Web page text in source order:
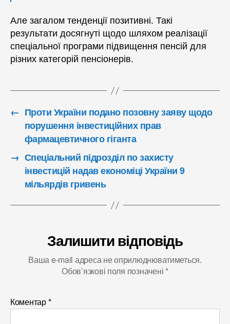
Але загалом тенденції позитивні. Такі
результати досягнуті щодо шляхом реалізації
спеціальної програми підвищення пенсій для
різних категорій пенсіонерів.
← Проти України подано позовну заяву щодо
порушення інвестиційних прав
фармацевтичного гіганта
→ Спеціальний підрозділ по захисту
інвестицій надав економіці України 9
мільярдів гривень
Залишити відповідь
Ваша e-mail адреса не оприлюднюватиметься.
Обов’язкові поля позначені *
Коментар*